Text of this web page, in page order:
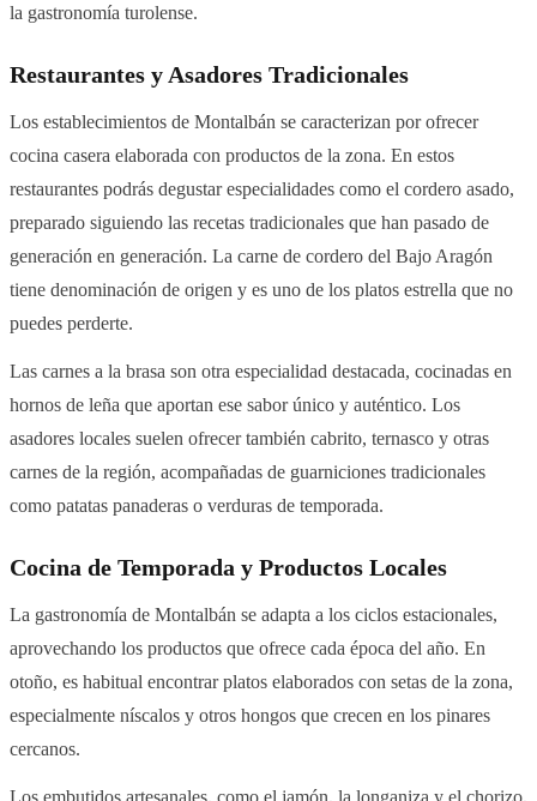
la gastronomía turolense.
Restaurantes y Asadores Tradicionales
Los establecimientos de Montalbán se caracterizan por ofrecer
cocina casera elaborada con productos de la zona. En estos
restaurantes podrás degustar especialidades como el cordero asado,
preparado siguiendo las recetas tradicionales que han pasado de
generación en generación. La carne de cordero del Bajo Aragón
tiene denominación de origen y es uno de los platos estrella que no
puedes perderte.
Las carnes a la brasa son otra especialidad destacada, cocinadas en
hornos de leña que aportan ese sabor único y auténtico. Los
asadores locales suelen ofrecer también cabrito, ternasco y otras
carnes de la región, acompañadas de guarniciones tradicionales
como patatas panaderas o verduras de temporada.
Cocina de Temporada y Productos Locales
La gastronomía de Montalbán se adapta a los ciclos estacionales,
aprovechando los productos que ofrece cada época del año. En
otoño, es habitual encontrar platos elaborados con setas de la zona,
especialmente níscalos y otros hongos que crecen en los pinares
cercanos.